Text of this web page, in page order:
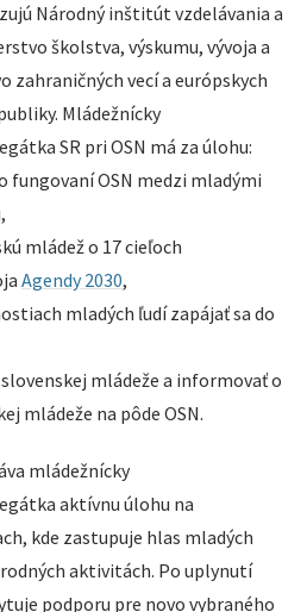
Národný inštitút vzdelávania a
školstva, výskumu, vývoja a
zahraničných vecí a európskych
Mládežnícky
SR pri OSN má za úlohu:
fungovaní OSN medzi mladými
mládež o 17 cieľoch
Agendy 2030,
mladých ľudí zapájať sa do
mládeže a informovať o
mládeže na pôde OSN.
mládežnícky
aktívnu úlohu na
kde zastupuje hlas mladých
aktivitách. Po uplynutí
podporu pre novo vybraného